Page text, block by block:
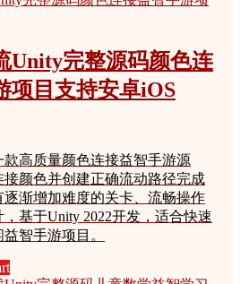
Unity完整源码颜色连
项目支持安卓iOS
高质量颜色连接益智手游源
颜色并创建正确流动路径完成
渐增加难度的关卡、流畅操作
基于Unity 2022开发，适合快速
智手游项目。